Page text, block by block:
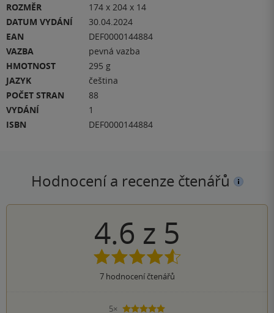
ROZMĚR
174 x 204 x 14
DATUM VYDÁNÍ
30.04.2024
EAN
DEF0000144884
VAZBA
pevná vazba
HMOTNOST
295 g
JAZYK
čeština
POČET STRAN
88
VYDÁNÍ
1
ISBN
DEF0000144884
Hodnocení a recenze čtenářů
4.6 z 5
7hodnocení čtenářů
5×
5 hvězdiček